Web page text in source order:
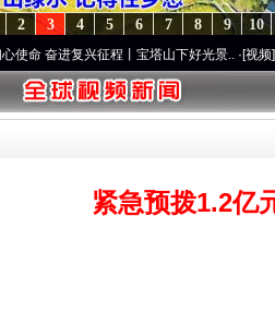
10
9
8
7
6
5
4
3
2
复兴征程丨宝塔山下好光景..·[视频]因党而生
紧急预拨1.2亿